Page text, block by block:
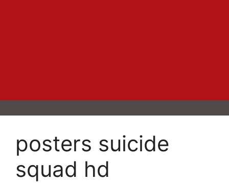
posters suicide
squad hd